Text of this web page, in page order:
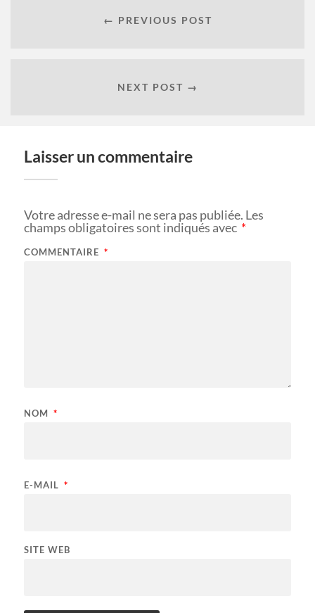
← PREVIOUS POST
NEXT POST →
Laisser un commentaire
Votre adresse e-mail ne sera pas publiée. Les
champs obligatoires sont indiqués avec *
COMMENTAIRE *
NOM *
E-MAIL *
SITE WEB